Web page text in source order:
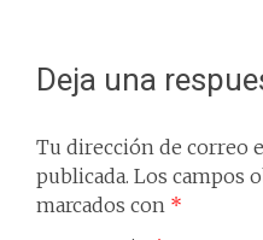
Deja una
Tu dirección de correo
publicada. Los campos
marcados con *